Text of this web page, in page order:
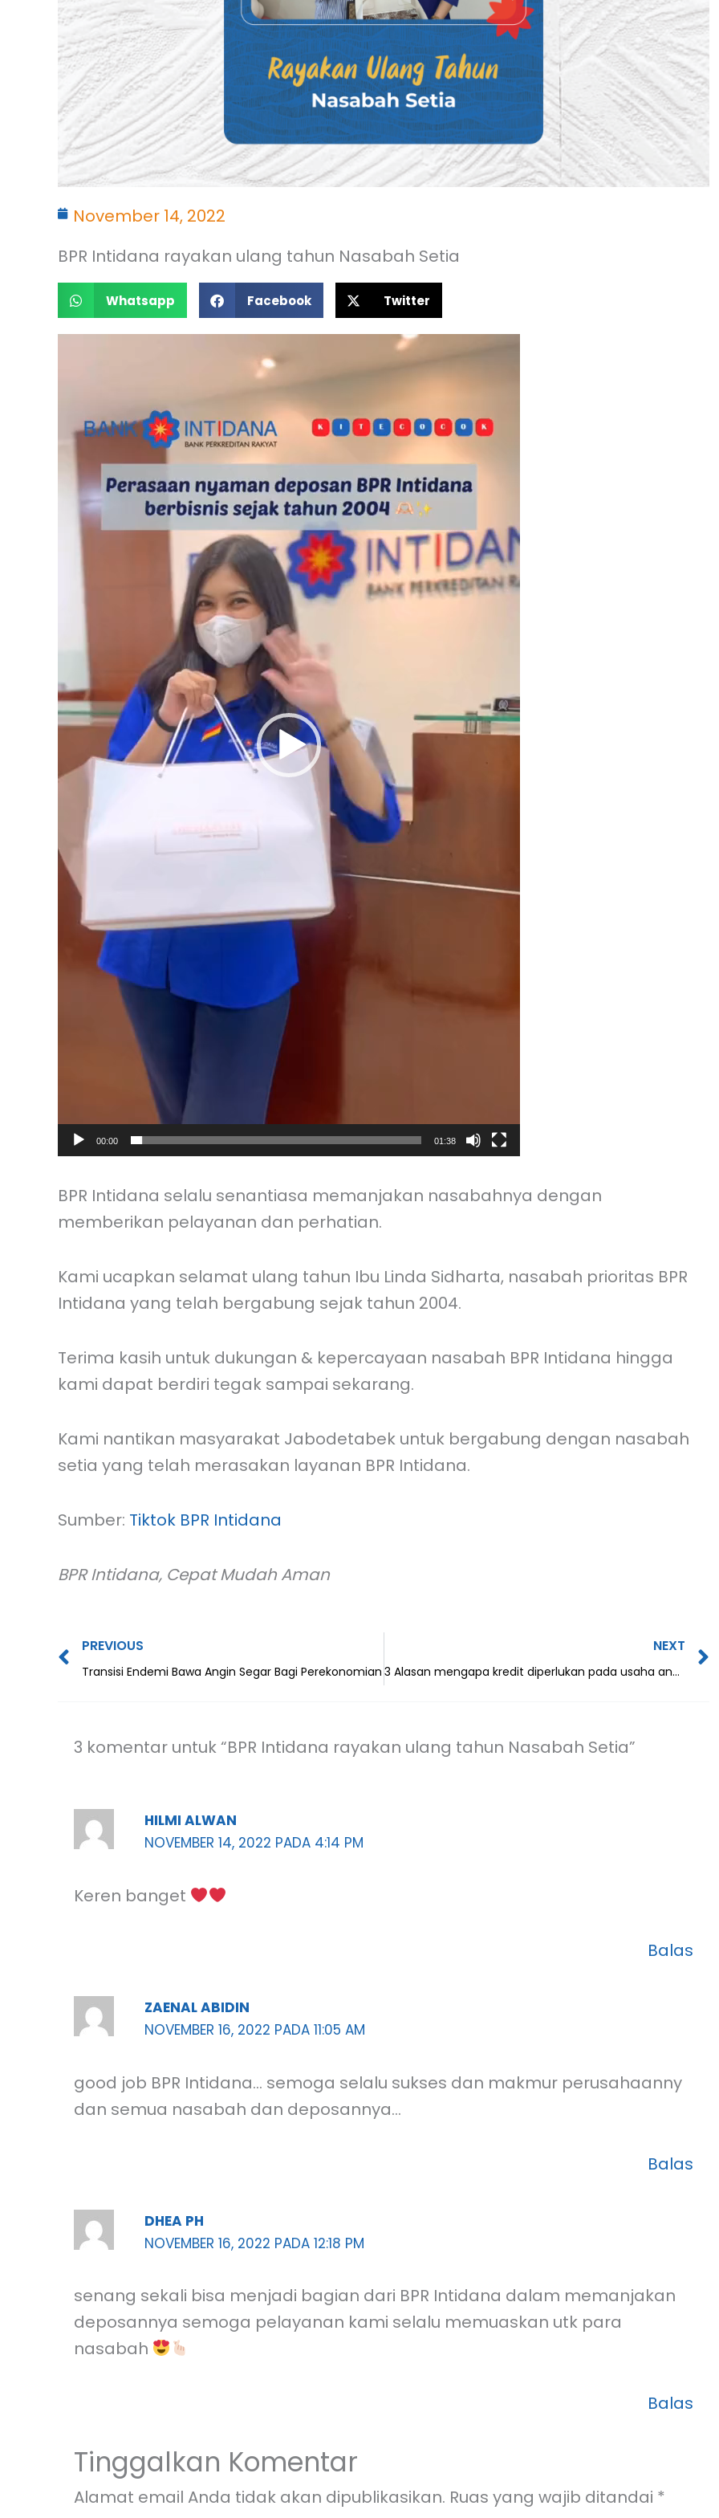
November 14, 2022
BPR Intidana rayakan ulang tahun Nasabah Setia
Whatsapp Facebook Twitter
00:00 01:38
BPR Intidana selalu senantiasa memanjakan nasabahnya dengan
memberikan pelayanan dan perhatian.
Kami ucapkan selamat ulang tahun Ibu Linda Sidharta, nasabah prioritas BPR
Intidana yang telah bergabung sejak tahun 2004.
Terima kasih untuk dukungan & kepercayaan nasabah BPR Intidana hingga
kami dapat berdiri tegak sampai sekarang.
Kami nantikan masyarakat Jabodetabek untuk bergabung dengan nasabah
setia yang telah merasakan layanan BPR Intidana.
Sumber: Tiktok BPR Intidana
BPR Intidana, Cepat Mudah Aman
Prev
PREVIOUS
Transisi Endemi Bawa Angin Segar Bagi Perekonomian
NEXT
3 Alasan mengapa kredit diperlukan pada usaha anda
3 komentar untuk “BPR Intidana rayakan ulang tahun Nasabah Setia”
HILMI ALWAN
NOVEMBER 14, 2022 PADA 4:14 PM
Keren banget
Balas
ZAENAL ABIDIN
NOVEMBER 16, 2022 PADA 11:05 AM
good job BPR Intidana… semoga selalu sukses dan makmur perusahaanny
dan semua nasabah dan deposannya…
Balas
DHEA PH
NOVEMBER 16, 2022 PADA 12:18 PM
senang sekali bisa menjadi bagian dari BPR Intidana dalam memanjakan
deposannya semoga pelayanan kami selalu memuaskan utk para
nasabah
Balas
Tinggalkan Komentar
Alamat email Anda tidak akan dipublikasikan. Ruas yang wajib ditandai *